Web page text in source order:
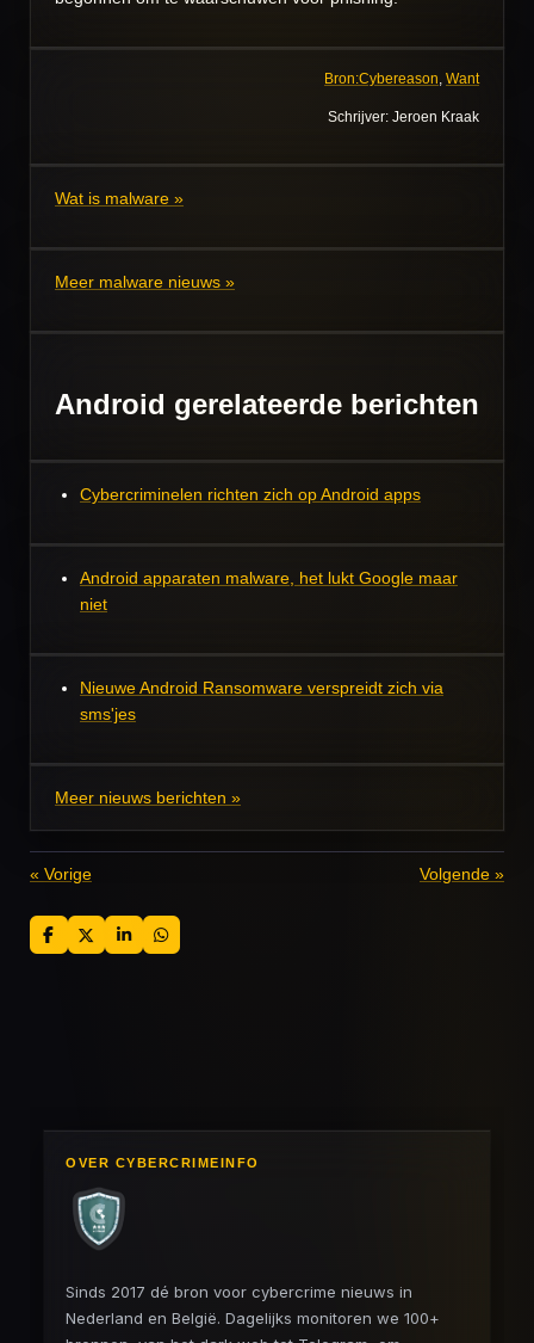
Bron:Cybereason Want
Schrijver: Jeroen Kraak
Wat is malware »
Meer malware nieuws »
Android gerelateerde berichten
Cybercriminelen richten zich op Android apps
Android apparaten malware, het lukt Google maar
niet
Nieuwe Android Ransomware verspreidt zich via
sms'jes
Meer nieuws berichten »
« Vorige Volgende »
D
e
D
e
S
h
D
e
OVER CYBERCRIMEINFO
Sinds 2017 dé bron voor cybercrime nieuws in
Nederland en België. Dagelijks monitoren we 100+